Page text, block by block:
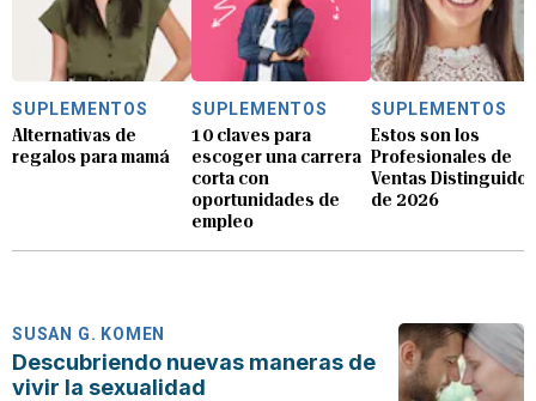
SUPLEMENTOS
Alternativas de
regalos para mamá
SUPLEMENTOS
10 claves para
escoger una carrera
corta con
oportunidades de
empleo
SUPLEMENTOS
Estos son los
Profesionales de
Ventas Distinguidos
de 2026
SUSAN G. KOMEN
Descubriendo nuevas maneras de
vivir la sexualidad